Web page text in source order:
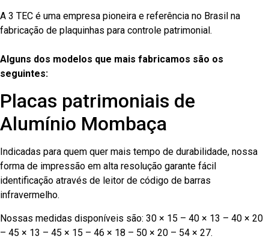
A 3 TEC é uma empresa pioneira e referência no Brasil na
fabricação de plaquinhas para controle patrimonial.
Alguns dos modelos que mais fabricamos são os
seguintes:
Placas patrimoniais de
Alumínio Mombaça
Indicadas para quem quer mais tempo de durabilidade, nossa
forma de impressão em alta resolução garante fácil
identificação através de leitor de código de barras
infravermelho.
Nossas medidas disponíveis são: 30 × 15 – 40 × 13 – 40 × 20
– 45 × 13 – 45 × 15 – 46 × 18 – 50 × 20 – 54 × 27.